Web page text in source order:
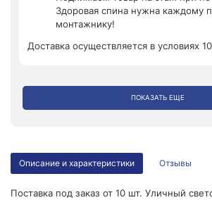
Здоровая спина нужна каждому
монтажнику!
Доставка осуществляется в условиях
ПОКАЗАТЬ ЕЩЕ
Описание и характеристики Отзывы
Поставка под заказ от 10 шт. Уличный